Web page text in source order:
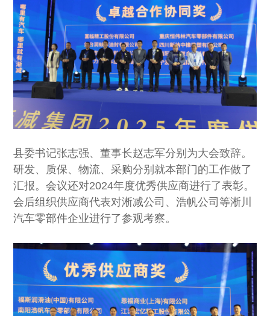
县委书记张志强、董事长赵志军分别为大会致辞。
研发、质保、物流、采购分别就本部门的工作做了
汇报。会议还对2024年度优秀供应商进行了表彰。
会后组织供应商代表对淅减公司、浩帆公司等淅川
汽车零部件企业进行了参观考察。